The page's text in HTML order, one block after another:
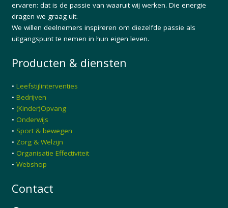
ervaren: dat is de passie van waaruit wij werken. Die energie
dragen we graag uit.
We willen deelnemers inspireren om diezelfde passie als
uitgangspunt te nemen in hun eigen leven.
Producten & diensten
• Leefstijlinterventies
• Bedrijven
• (Kinder)Opvang
• Onderwijs
• Sport & bewegen
• Zorg & Welzijn
• Organisatie Effectiviteit
• Webshop
Contact